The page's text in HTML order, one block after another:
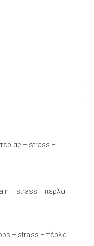
– strass –
– strass – πέρλα
– strass – πέρλα